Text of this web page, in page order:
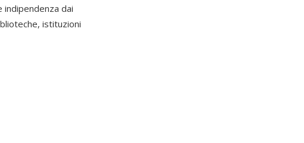
indipendenza dai
istituzioni